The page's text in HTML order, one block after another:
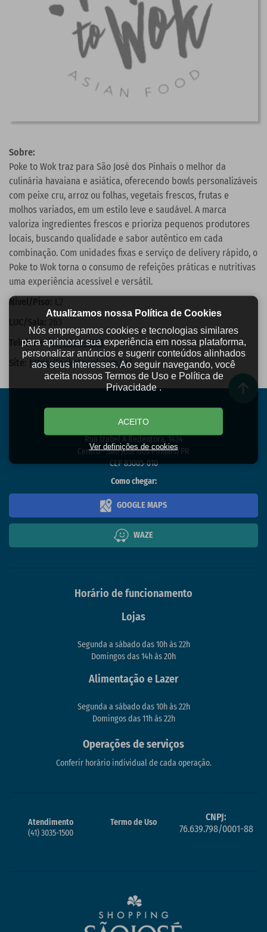
Sobre:
Poke to Wok traz para São José dos Pinhais o melhor da
culinária havaiana e asiática, oferecendo bowls personalizáveis
com peixe cru, arroz ou folhas, vegetais frescos, frutas e
molhos variados, em um estilo leve e saudável. A marca
valoriza ingredientes frescos e prioriza pequenos produtores
locais, buscando qualidade e sabor autêntico em cada
combinação. Com unidades fixas e serviço de delivery rápido, o
Poke to Wok torna o consumo de refeições práticas e nutritivas
uma experiência acessível e versátil.
Nível/Piso:
Telefone: (41) 9991-0586
https://poketowok.com.br/
Endereço
Rua Izabel A Redentora, 1434
Centro - São José dos Pinhais/PR
CEP 83005-010
Como chegar:
GOOGLE MAPS
WAZE
Horário de funcionamento
Lojas
Segunda a sábado das 10h às 22h
Domingos das 14h às 20h
Alimentação e Lazer
Segunda a sábado das 10h às 22h
Domingos das 11h às 22h
Operações de serviços
Conferir horário individual de cada operação.
Atendimento
(41) 3035-1500
Termo de Uso
CNPJ:
76.639.798/0001-88
Atualizamos nossa Política de Cookies
Nós empregamos cookies e tecnologias similares
para aprimorar sua experiência em nossa plataforma,
personalizar anúncios e sugerir conteúdos alinhados
aos seus interesses. Ao seguir navegando, você
aceita nossos Termos de Uso e Política de
Privacidade .
ACEITO
Ver definições de cookies